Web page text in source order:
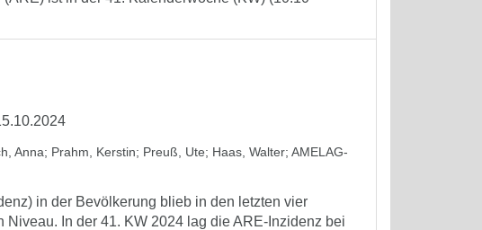
Anna; Prahm, Kerstin; Preuß, Ute; Haas, Walter; AMELAG-
in der Bevölkerung blieb in den letzten vier
In der 41. KW 2024 lag die ARE-Inzidenz bei